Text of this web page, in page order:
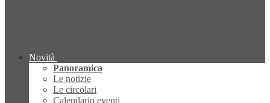
Novità
Panoramica
Le notizie
Le circolari
Calendario eventi